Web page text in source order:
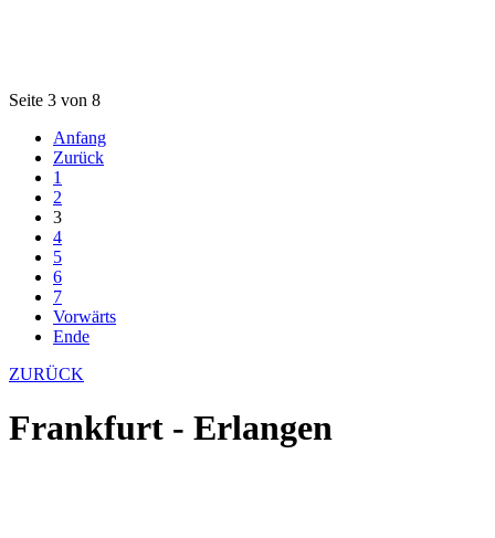
Seite 3 von 8
Anfang
Zurück
1
2
3
4
5
6
7
Vorwärts
Ende
ZURÜCK
Frankfurt - Erlangen